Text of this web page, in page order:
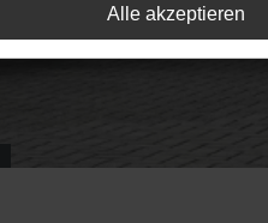
Alle akzeptieren